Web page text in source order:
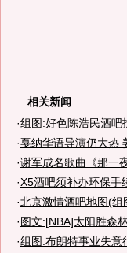
相关新闻
·组图:好色陈浩民酒吧
·戛纳华语导演仍大热
·谢军成名歌曲《那一
·X5酒吧须补办环保手
·北京激情酒吧地图(组
·图文:[NBA]太阳胜森
·组图:布朗特事业失意